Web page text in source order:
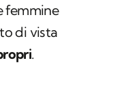
femmine
di vista
.